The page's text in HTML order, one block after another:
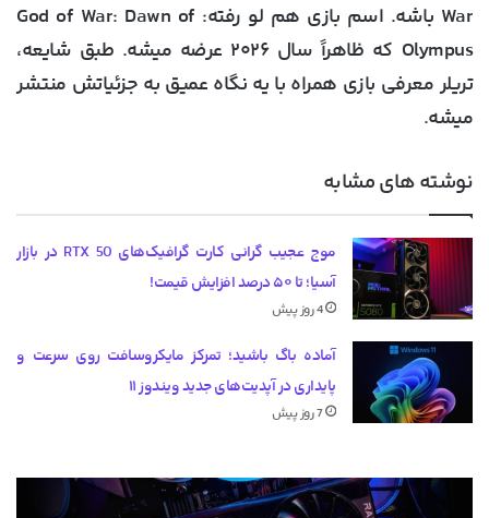
War باشه. اسم بازی هم لو رفته: God of War: Dawn of
Olympus
که ظاهراً سال ۲۰۲۶ عرضه میشه. طبق شایعه،
تریلر معرفی بازی همراه با یه نگاه عمیق به جزئیاتش منتشر
میشه.
نوشته های مشابه
موج عجیب گرانی کارت گرافیک‌های RTX 50 در بازار
آسیا؛ تا ۵۰ درصد افزایش قیمت!
4 روز پیش
آماده باگ باشید؛ تمرکز مایکروسافت روی سرعت و
پایداری در آپدیت‌های جدید ویندوز ۱۱
7 روز پیش